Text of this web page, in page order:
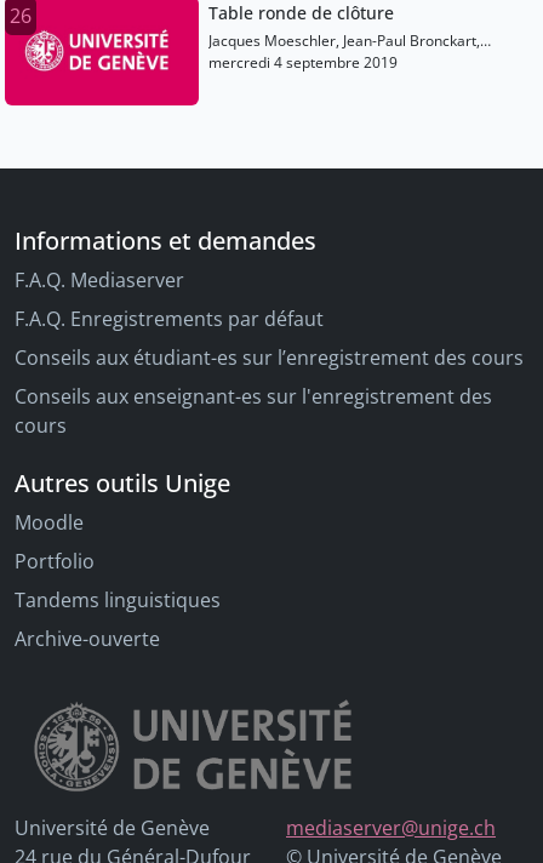
26 Table ronde de clôture
Jacques Moeschler, Jean-Paul Bronckart,
Laurent Filliettaz, Luigi Rizzi, Eric Wehrli
mercredi 4 septembre 2019
Informations et demandes
F.A.Q. Mediaserver
F.A.Q. Enregistrements par défaut
Conseils aux étudiant-es sur l’enregistrement des cours
Conseils aux enseignant-es sur l'enregistrement des
cours
Autres outils Unige
Moodle
Portfolio
Tandems linguistiques
Archive-ouverte
Université de Genève
24 rue du Général-Dufour
mediaserver@unige.ch
© Université de Genève